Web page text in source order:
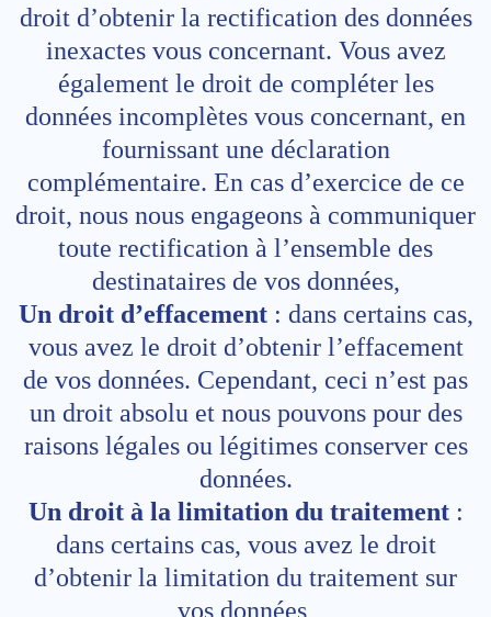
droit d’obtenir la rectification des données
inexactes vous concernant. Vous avez
également le droit de compléter les
données incomplètes vous concernant, en
fournissant une déclaration
complémentaire. En cas d’exercice de ce
droit, nous nous engageons à communiquer
toute rectification à l’ensemble des
destinataires de vos données,
Un droit d’effacement: dans certains cas,
vous avez le droit d’obtenir l’effacement
de vos données. Cependant, ceci n’est pas
un droit absolu et nous pouvons pour des
raisons légales ou légitimes conserver ces
données.
Un droit à la limitation du traitement:
dans certains cas, vous avez le droit
d’obtenir la limitation du traitement sur
vos données,